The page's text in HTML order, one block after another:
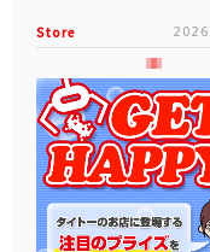
Store